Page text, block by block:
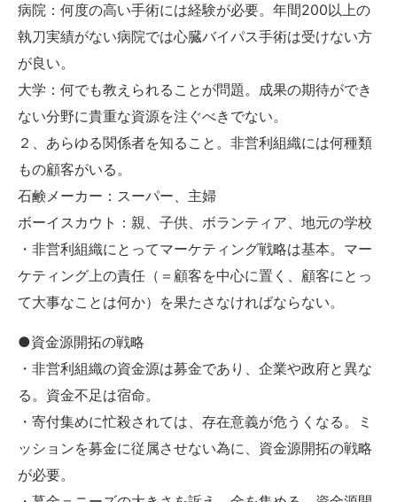
病院：何度の高い手術には経験が必要。年間200以上の
執刀実績がない病院では心臓バイパス手術は受けない方
が良い。
大学：何でも教えられることが問題。成果の期待ができ
ない分野に貴重な資源を注ぐべきでない。
２、あらゆる関係者を知ること。非営利組織には何種類
もの顧客がいる。
石鹸メーカー：スーパー、主婦
ボーイスカウト：親、子供、ボランティア、地元の学校
・非営利組織にとってマーケティング戦略は基本。マー
ケティング上の責任（＝顧客を中心に置く、顧客にとっ
て大事なことは何か）を果たさなければならない。
●資金源開拓の戦略
・非営利組織の資金源は募金であり、企業や政府と異な
る。資金不足は宿命。
・寄付集めに忙殺されては、存在意義が危うくなる。ミ
ッションを募金に従属させない為に、資金源開拓の戦略
が必要。